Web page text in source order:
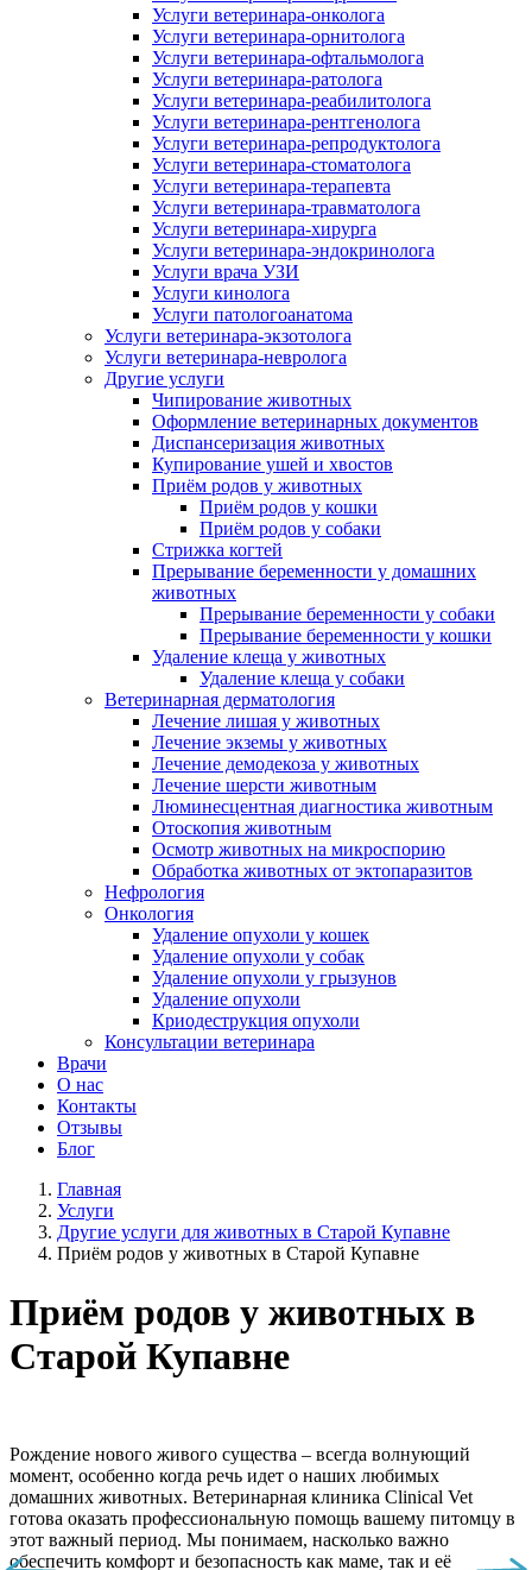
Услуги ветеринара-онколога
Услуги ветеринара-орнитолога
Услуги ветеринара-офтальмолога
Услуги ветеринара-ратолога
Услуги ветеринара-реабилитолога
Услуги ветеринара-рентгенолога
Услуги ветеринара-репродуктолога
Услуги ветеринара-стоматолога
Услуги ветеринара-терапевта
Услуги ветеринара-травматолога
Услуги ветеринара-хирурга
Услуги ветеринара-эндокринолога
Услуги врача УЗИ
Услуги кинолога
Услуги патологоанатома
Услуги ветеринара-экзотолога
Услуги ветеринара-невролога
Другие услуги
Чипирование животных
Оформление ветеринарных документов
Диспансеризация животных
Купирование ушей и хвостов
Приём родов у животных
Приём родов у кошки
Приём родов у собаки
Стрижка когтей
Прерывание беременности у домашних
животных
Прерывание беременности у собаки
Прерывание беременности у кошки
Удаление клеща у животных
Удаление клеща у собаки
Ветеринарная дерматология
Лечение лишая у животных
Лечение экземы у животных
Лечение демодекоза у животных
Лечение шерсти животным
Люминесцентная диагностика животным
Отоскопия животным
Осмотр животных на микроспорию
Обработка животных от эктопаразитов
Нефрология
Онкология
Удаление опухоли у кошек
Удаление опухоли у собак
Удаление опухоли у грызунов
Удаление опухоли
Криодеструкция опухоли
Консультации ветеринара
Врачи
О нас
Контакты
Отзывы
Блог
Главная
Услуги
Другие услуги для животных в Старой Купавне
Приём родов у животных в Старой Купавне
Приём родов у животных в
Старой Купавне
Рождение нового живого существа – всегда волнующий
момент, особенно когда речь идет о наших любимых
домашних животных. Ветеринарная клиника Clinical Vet
готова оказать профессиональную помощь вашему питомцу в
этот важный период. Мы понимаем, насколько важно
обеспечить комфорт и безопасность как маме, так и её